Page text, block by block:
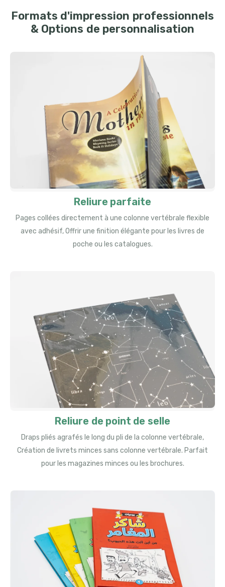
Formats d'impression professionnels
& Options de personnalisation
Reliure parfaite
Pages collées directement à une colonne vertébrale flexible
avec adhésif, Offrir une finition élégante pour les livres de
poche ou les catalogues.
Reliure de point de selle
Draps pliés agrafés le long du pli de la colonne vertébrale,
Création de livrets minces sans colonne vertébrale. Parfait
pour les magazines minces ou les brochures.